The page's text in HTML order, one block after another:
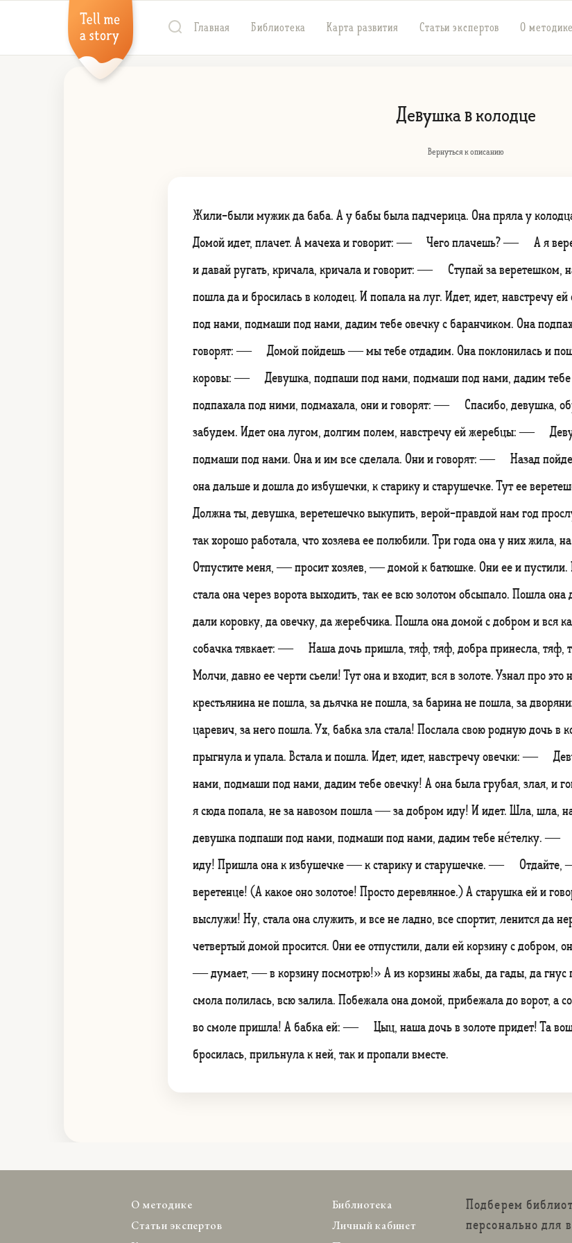
Главная Библиотека Карта развития Статьи экспертов О методике
Девушка в колодце
Вернуться к описанию
Жили-были мужик да баба. А у бабы была падчерица. Она пряла у
Домой идет, плачет. А мачеха и говорит: — Чего плачешь? — А я
и давай ругать, кричала, кричала и говорит: — Ступай за веретешком,
пошла да и бросилась в колодец. И попала на луг. Идет, идет,
под нами, подмаши под нами, дадим тебе овечку с баранчиком. Она
говорят: — Домой пойдешь — мы тебе отдадим. Она поклонилась и
коровы: — Девушка, подпаши под нами, подмаши под нами, дадим тебе
подпахала под ними, подмахала, они и говорят: — Спасибо, девушка,
забудем. Идет она лугом, долгим полем, навстречу ей жеребцы: —
подмаши под нами. Она и им все сделала. Они и говорят: — Назад
она дальше и дошла до избушечки, к старику и старушечке. Тут ее
Должна ты, девушка, веретешечко выкупить, верой-правдой нам год
так хорошо работала, что хозяева ее полюбили. Три года она у них
Отпустите меня, — просит хозяев, — домой к батюшке. Они ее и пустили.
стала она через ворота выходить, так ее всю золотом обсыпало. Пошла
дали коровку, да овечку, да жеребчика. Пошла она домой с добром и вся
собачка тявкает: — Наша дочь пришла, тяф, тяф, добра принесла,
Молчи, давно ее черти съели! Тут она и входит, вся в золоте. Узнал про это
крестьянина не пошла, за дьячка не пошла, за барина не пошла, за
царевич, за него пошла. Ух, бабка зла стала! Послала свою родную дочь в
прыгнула и упала. Встала и пошла. Идет, идет, навстречу овечки: —
нами, подмаши под нами, дадим тебе овечку! А она была грубая, злая,
я сюда попала, не за навозом пошла — за добром иду! И идет. Шла,
девушка подпаши под нами, подмаши под нами, дадим тебе нéтелку.
иду! Пришла она к избушечке — к старику и старушечке. — Отдайте,
веретенце! (А какое оно золотое! Просто деревянное.) А старушка ей и
выслужи! Ну, стала она служить, и все не ладно, все спортит, ленится да
четвертый домой просится. Они ее отпустили, дали ей корзину с добром,
— думает, — в корзину посмотрю!» А из корзины жабы, да гады, да гнус
смола полилась, всю залила. Побежала она домой, прибежала до
во смоле пришла! А бабка ей: — Цыц, наша дочь в золоте придет! Та
бросилась, прильнула к ней, так и пропали вместе.
О методике
Статьи экспертов
Библиотека
Личный кабинет
Подберем
персонально для